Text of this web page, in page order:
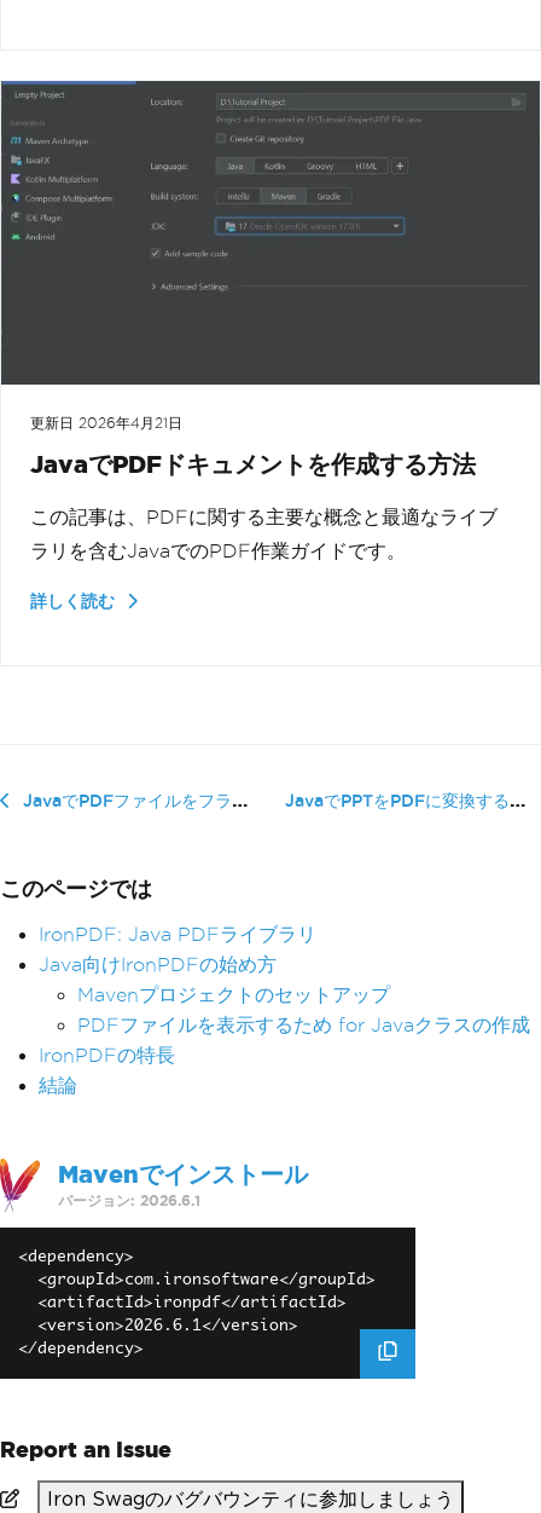
更新日 2026年4月21日
JavaでPDFドキュメントを作成する方法
この記事は、PDFに関する主要な概念と最適なライブ
ラリを含むJavaでのPDF作業ガイドです。
詳しく読む
JavaでPDFファイルをフラット化する方法 JavaでPPTをPDFに変換する方法
このページでは
IronPDF: Java PDFライブラリ
Java向けIronPDFの始め方
Mavenプロジェクトのセットアップ
PDFファイルを表示するため for Javaクラスの作成
IronPDFの特長
結論
Mavenでインストール
バージョン: 2026.6.1
<dependency>
Report an Issue
Iron Swagのバグバウンティに参加しましょう